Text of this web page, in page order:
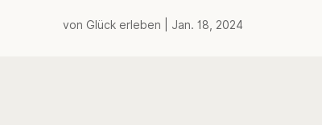
von Glück erleben Jan. 18, 2024